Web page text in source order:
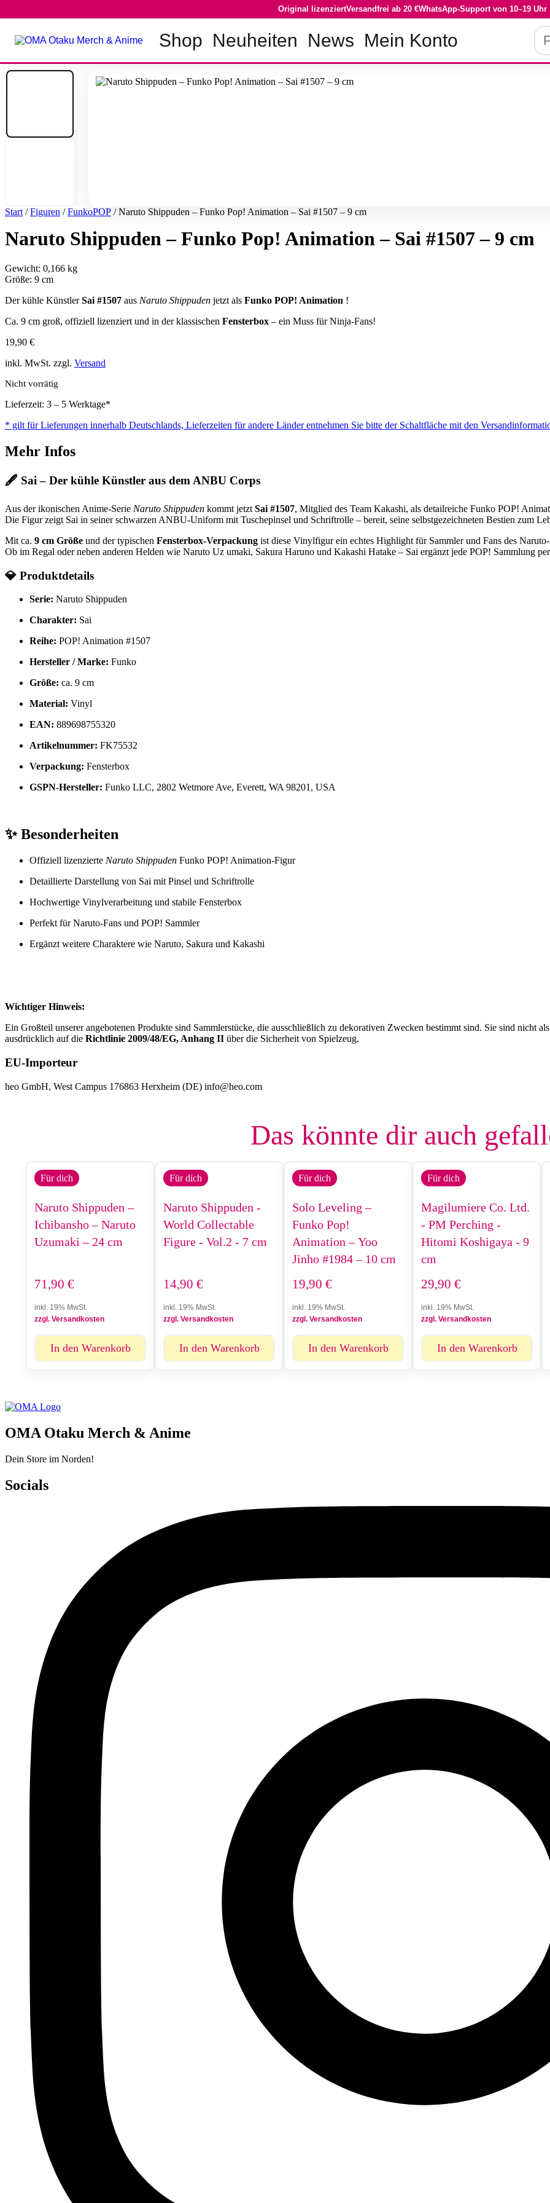
Inhalt
Original lizenziertVersandfrei ab 20 €WhatsApp-Support von 10–19 Uhr
Shop Neuheiten News Mein Konto
Start /Figuren /FunkoPOP / Naruto Shippuden – Funko Pop! Animation – Sai #1507 – 9 cm
Naruto Shippuden – Funko Pop! Animation – Sai #1507 – 9 cm
Gewicht: 0,166 kg
Größe: 9 cm
Der kühle KünstlerSai #1507 aus Naruto Shippuden jetzt als Funko POP! Animation !
Ca. 9 cm groß, offiziell lizenziert und in der klassischen Fensterbox – ein Muss für Ninja-Fans!
19,90 €
inkl. MwSt. zzgl. Versand
Nicht vorrätig
Lieferzeit: 3 – 5 Werktage*
* gilt für Lieferungen innerhalb Deutschlands, Lieferzeiten für andere Länder entnehmen Sie bitte der Schaltfläche mit den
Mehr Infos
🖋️ Sai – Der kühle Künstler aus dem ANBU Corps
Aus der ikonischen Anime-Serie Naruto Shippuden kommt jetzt Sai #1507, Mitglied des Team Kakashi, als detailreiche Funko POP!
Die Figur zeigt Sai in seiner schwarzen ANBU-Uniform mit Tuschepinsel und Schriftrolle – bereit, seine selbstgezeichneten Bestien zum
Mit ca. 9 cm Größe und der typischen Fensterbox-Verpackung ist diese Vinylfigur ein echtes Highlight für Sammler und Fans des
Ob im Regal oder neben anderen Helden wie Naruto Uz umaki, Sakura Haruno und Kakashi Hatake – Sai ergänzt jede POP! Sammlung
💎 Produktdetails
Serie: Naruto Shippuden
Charakter: Sai
Reihe: POP! Animation #1507
Hersteller / Marke: Funko
Größe: ca. 9 cm
Material: Vinyl
EAN: 889698755320
Artikelnummer: FK75532
Verpackung: Fensterbox
GSPN-Hersteller: Funko LLC, 2802 Wetmore Ave, Everett, WA 98201, USA
✨Besonderheiten
Offiziell lizenzierte Naruto Shippuden Funko POP! Animation-Figur
Detaillierte Darstellung von Sai mit Pinsel und Schriftrolle
Hochwertige Vinylverarbeitung und stabile Fensterbox
Perfekt für Naruto-Fans und POP! Sammler
Ergänzt weitere Charaktere wie Naruto, Sakura und Kakashi
Wichtiger Hinweis:
Ein Großteil unserer angebotenen Produkte sind Sammlerstücke, die ausschließlich zu dekorativen Zwecken bestimmt sind. Sie sind nicht
ausdrücklich auf die Richtlinie 2009/48/EG, Anhang II über die Sicherheit von Spielzeug.
EU-Importeur
heo GmbH, West Campus 1 76863 Herxheim (DE) info@heo.com
Das könnte dir auch
Für dich
Naruto Shippuden –
Ichibansho – Naruto
Uzumaki – 24 cm
71,90 €
inkl. 19% MwSt.
zzgl. Versandkosten
In den Warenkorb
Für dich
Naruto Shippuden -
World Collectable
Figure - Vol.2 - 7 cm
14,90 €
inkl. 19% MwSt.
zzgl. Versandkosten
In den Warenkorb
Für dich
Solo Leveling –
Funko Pop!
Animation – Yoo
Jinho #1984 – 10 cm
19,90 €
inkl. 19% MwSt.
zzgl. Versandkosten
In den Warenkorb
Für dich
Magilumiere Co. Ltd.
- PM Perching -
Hitomi Koshigaya - 9
cm
29,90 €
inkl. 19% MwSt.
zzgl. Versandkosten
In den Warenkorb
OMA Otaku Merch & Anime
Dein Store im Norden!
Socials